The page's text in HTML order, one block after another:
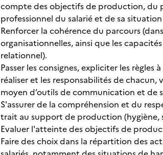
compte des objectifs de production, du
professionnel du salarié et de sa
Renforcer la cohérence du parcours
organisationnelles, ainsi que les
relationnel).
Passer les consignes, expliciter les
réaliser et les responsabilités de
moyen d’outils de communication et de
S'assurer de la compréhension et du
trait au support de production (hygiène,
Evaluer l'atteinte des objectifs de
Faire des choix dans la répartition des